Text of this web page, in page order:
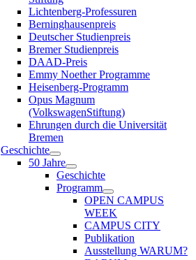
Lichtenberg-Professuren
Berninghausenpreis
Deutscher Studienpreis
Bremer Studienpreis
DAAD-Preis
Emmy Noether Programme
Heisenberg-Programm
Opus Magnum
(VolkswagenStiftung)
Ehrungen durch die Universität
Bremen
Geschichte
50 Jahre
Geschichte
Programm
OPEN CAMPUS
WEEK
CAMPUS CITY
Publikation
Ausstellung WARUM?